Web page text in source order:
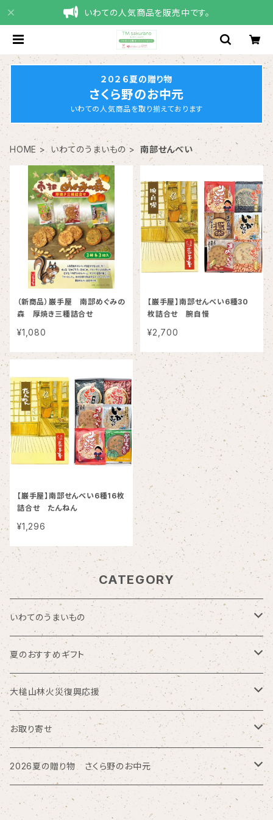
いわての人気商品を販売中です。
２０２６夏の贈り物
さくら野のお中元
いわての人気商品を取り揃えております
HOME いわてのうまいもの 南部せんべい
（新商品）巌手屋 南部めぐみの
森 厚焼き三種詰合せ
¥1,080
【巌手屋】南部せんべい6種30
枚詰合せ 腕自慢
¥2,700
【巌手屋】南部せんべい6種16枚
詰合せ たんねん
¥1,296
CATEGORY
いわてのうまいもの
海の幸
お肉加工品
久慈ファーム
トロイカ
回進堂
岩谷堂羊羹
お酒
夏のおすすめギフト
モロゾフ
大槌山林火災復興応援
大槌サーモン
磯ラーメン
大槌鹿の缶詰
お取り寄せ
北海道
三方六
東海
2026夏の贈り物 さくら野のお中元
ぴょんぴょん舎